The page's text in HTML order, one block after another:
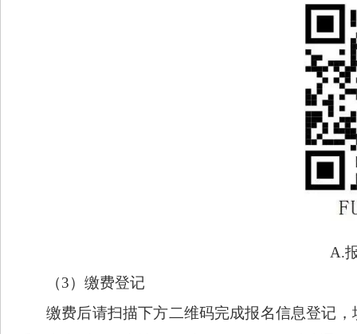
A.
（3） 缴费登记
缴费后请扫描下方二维码完成报名信息登记